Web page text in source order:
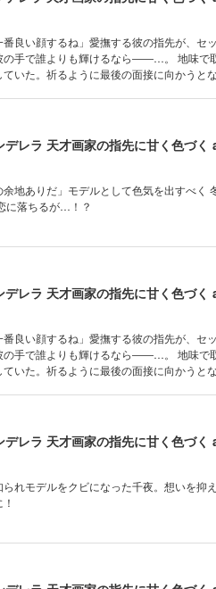
番良い顔するね」愛撫する彼の指先が、
るなら――…。 地味で取り柄のない貧乏就活生の蛍川千夜は不採用続きの毎
ていた。祈るように最後の面接に向かうと
エッチな開発を受ける決意をした千夜。
デレラ 天才画家の指先に甘く色づく
余地ありだ」モデルとして色気を出すべ
に落ちるが…！？
デレラ 天才画家の指先に甘く色づく
番良い顔するね」愛撫する彼の指先が、
るなら――…。 地味で取り柄のない貧乏就活生の蛍川千夜は不採用続きの毎
ていた。祈るように最後の面接に向かうと
エッチな開発を受ける決意をした千夜。
デレラ 天才画家の指先に甘く色づく
れモデルをクビになった千夜。想いを